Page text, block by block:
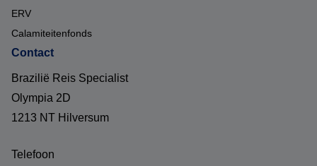
ERV
Calamiteitenfonds
Contact
Brazilië Reis Specialist
Olympia 2D
1213 NT Hilversum
Telefoon